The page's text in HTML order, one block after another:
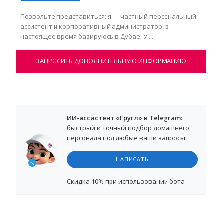
Позвольте представиться: я — частный персональный
ассистент и корпоративный администратор, в
настоящее время базируюсь в Дубае. У ...
ЗАПРОСИТЬ ДОПОЛНИТЕЛЬНУЮ ИНФОРМАЦИЮ
ИИ-ассистент «Гругл» в Telegram:
быстрый и точный подбор домашнего
персонала под любые ваши запросы.
НАПИСАТЬ
Cкидка 10% при использовании бота